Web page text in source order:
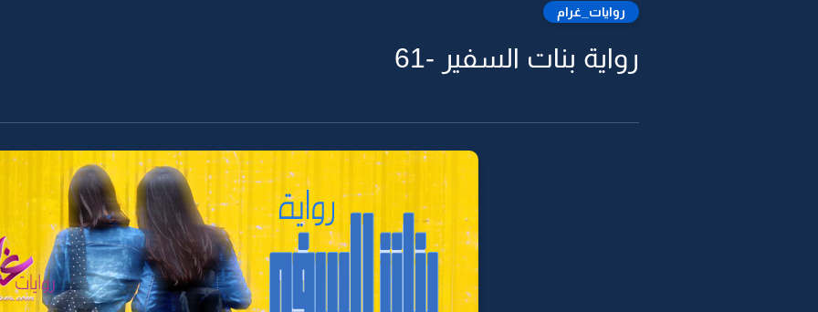
روايات_غرام
رواية بنات السفير -61